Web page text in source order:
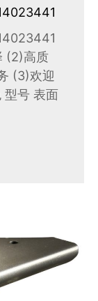
(2)高质
(3)欢迎
号 表面